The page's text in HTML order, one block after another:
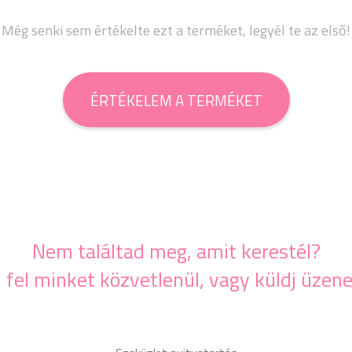
Még senki sem értékelte ezt a terméket, legyél te az első!
ÉRTÉKELEM A TERMÉKET
Nem találtad meg, amit kerestél?
fel minket közvetlenül, vagy küldj